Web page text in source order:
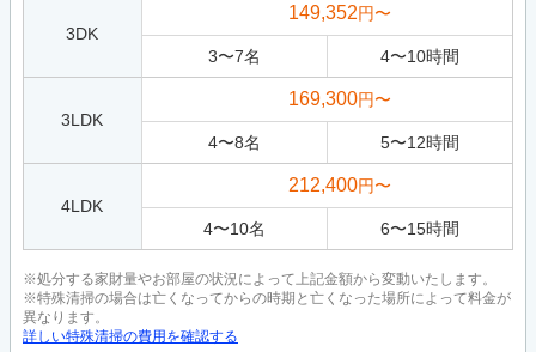
3DK
149,352円〜
3〜7名 4〜10時間
3LDK
169,300円〜
4〜8名 5〜12時間
4LDK
212,400円〜
4〜10名 6〜15時間
※処分する家財量やお部屋の状況によって上記金額から変動いたします。
※特殊清掃の場合は亡くなってからの時期と亡くなった場所によって料金が
異なります。
詳しい特殊清掃の費用を確認する